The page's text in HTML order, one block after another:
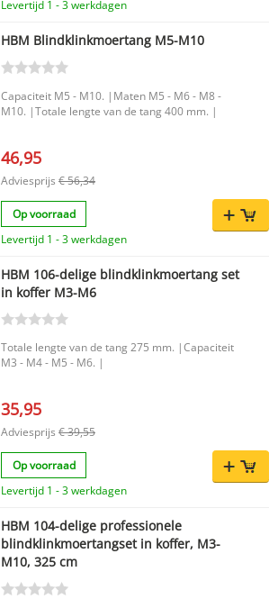
praktische oplossing voor het duurzaam
betrouwbaarheid belangrijk zijn. Dankzij de
nuttige aanvulling voor elke werkplaats.
blindklinkmoeren in de maten M3 tot en met M6
Wordt geleverd inclusief 100 stalen blindmoeren
Praktische blindklinkmoertang voor nauwkeurig
en efficiënt gebruik Productkenmerken Merk:
HBM Type tang: Blindklinkmoertang, Tangen
(set) VDE: Nee Set: Nee EAN code:
7435125015005 Met de HBM Profi
Blindklinkmoertang M3 – M6 incl. 100 Stalen
direct inzetbare oplossing voor het plaatsen van
blindklinkmoeren. Een handige toevoeging voor
iedere werkplaats waar efficiënt en netjes
gewerkt wordt.
Levertijd 1 - 3 werkdagen
HBM Blindklinkmoertang M5-M10
Capaciteit M5 - M10. |Maten M5 - M6 - M8 -
M10. |Totale lengte van de tang 400 mm. |
46,95
Adviesprijs € 56,34
Op voorraad
Levertijd 1 - 3 werkdagen
HBM 106-delige blindklinkmoertang set
in koffer M3-M6
Totale lengte van de tang 275 mm. |Capaciteit
M3 - M4 - M5 - M6. |
35,95
Adviesprijs € 39,55
Op voorraad
Levertijd 1 - 3 werkdagen
HBM 104-delige professionele
blindklinkmoertangset in koffer, M3-
M10, 325 cm